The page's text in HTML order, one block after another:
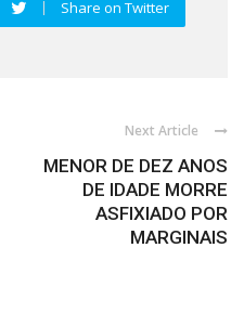
Share on Twitter
Next Article
MENOR DE DEZ ANOS
DE IDADE MORRE
ASFIXIADO POR
MARGINAIS